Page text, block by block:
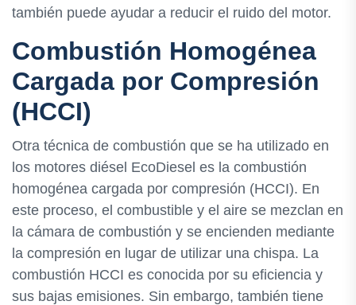
también puede ayudar a reducir el ruido del motor.
Combustión Homogénea
Cargada por Compresión
(HCCI)
Otra técnica de combustión que se ha utilizado en
los motores diésel EcoDiesel es la combustión
homogénea cargada por compresión (HCCI). En
este proceso, el combustible y el aire se mezclan en
la cámara de combustión y se encienden mediante
la compresión en lugar de utilizar una chispa. La
combustión HCCI es conocida por su eficiencia y
sus bajas emisiones. Sin embargo, también tiene